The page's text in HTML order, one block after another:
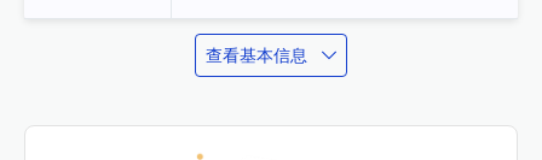
查看基本信息